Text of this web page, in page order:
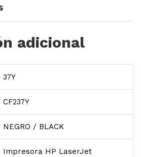
adicional
37Y
CF237Y
NEGRO / BLACK
Impresora HP LaserJet